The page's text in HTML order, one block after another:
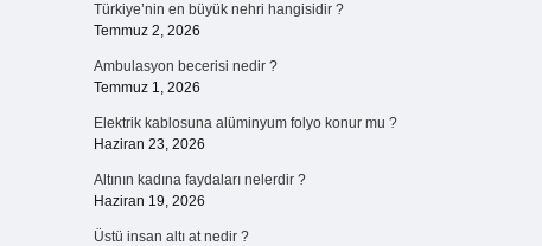
Türkiye’nin en büyük nehri hangisidir ?
Temmuz 2, 2026
Ambulasyon becerisi nedir ?
Temmuz 1, 2026
Elektrik kablosuna alüminyum folyo konur mu ?
Haziran 23, 2026
Altının kadına faydaları nelerdir ?
Haziran 19, 2026
Üstü insan altı at nedir ?